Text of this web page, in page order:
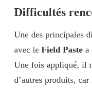
Difficultés
Une des principales
avec le Field Paste a
Une fois appliqué, il
d’autres produits, car